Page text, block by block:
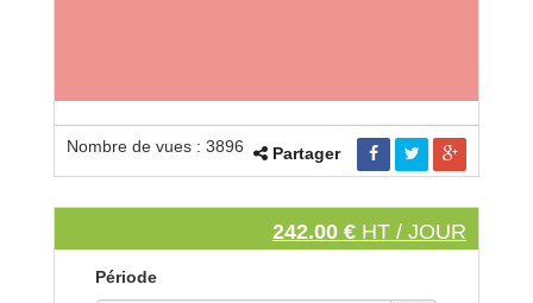
Nombre de vues : 3896 Partager
242.00 € HT / JOUR
Période